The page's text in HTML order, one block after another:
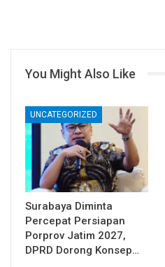
You Might Also Like
UNCATEGORIZED
Surabaya Diminta
Percepat Persiapan
Porprov Jatim 2027,
DPRD Dorong Konsep…